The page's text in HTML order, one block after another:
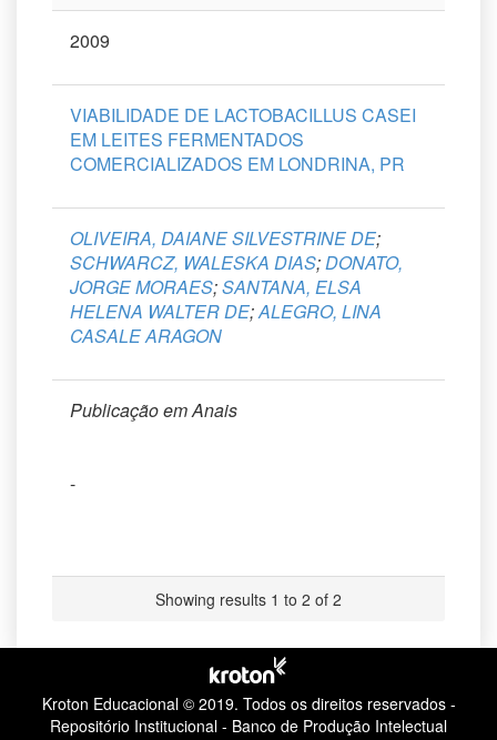
2009
VIABILIDADE DE LACTOBACILLUS CASEI
EM LEITES FERMENTADOS
COMERCIALIZADOS EM LONDRINA, PR
OLIVEIRA, DAIANE SILVESTRINE DE;
SCHWARCZ, WALESKA DIAS;DONATO,
JORGE MORAES;SANTANA, ELSA
HELENA WALTER DE;ALEGRO, LINA
CASALE ARAGON
Publicação em Anais
-
Showing results 1 to 2 of 2
Kroton Educacional © 2019. Todos os direitos reservados -
Repositório Institucional - Banco de Produção Intelectual